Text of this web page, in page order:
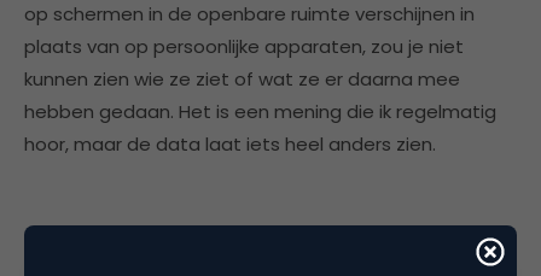
op schermen in de openbare ruimte verschijnen in
plaats van op persoonlijke apparaten, zou je niet
kunnen zien wie ze ziet of wat ze er daarna mee
hebben gedaan. Het is een mening die ik regelmatig
hoor, maar de data laat iets heel anders zien.